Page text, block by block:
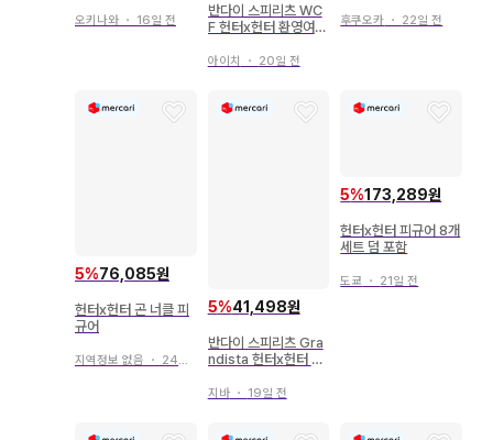
오키나와 ・ 16일 전
반다이 스피리츠 WC
F 헌터x헌터 환영여단
아이치 ・ 20일 전
후쿠오카 ・ 22일 전
5%76,085원
헌터x헌터 곤 너클 피
규어
지역정보 없음 ・ 24일 전
5%41,498원
반다이 스피리츠 Gra
ndista 헌터x헌터 곤
지바・ 19일 전
5%173,289원
헌터x헌터 피규어 8개
세트 덤 포함
도쿄 ・ 21일 전